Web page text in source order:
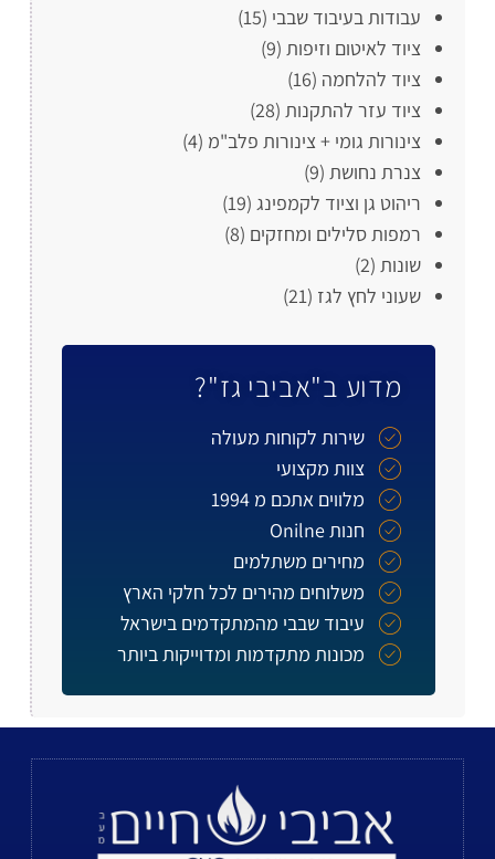
עבודות בעיבוד שבבי (15)
ציוד לאיטום וזיפות (9)
ציוד להלחמה (16)
ציוד עזר להתקנות (28)
צינורות גומי + צינורות פלב"מ (4)
צנרת נחושת (9)
ריהוט גן וציוד לקמפינג (19)
רמפות סלילים ומחזקים (8)
שונות (2)
שעוני לחץ לגז (21)
מדוע ב"אביבי גז"?
שירות לקוחות מעולה
צוות מקצועי
מלווים אתכם מ 1994
חנות Onilne
מחירים משתלמים
משלוחים מהירים לכל חלקי הארץ
עיבוד שבבי מהמתקדמים בישראל
מכונות מתקדמות ומדוייקות ביותר